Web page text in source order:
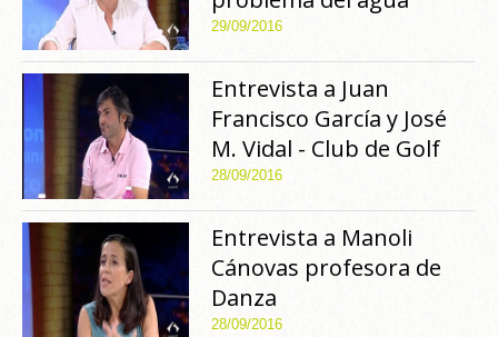
29/09/2016
Entrevista a Juan
Francisco García y José
M. Vidal - Club de Golf
28/09/2016
Entrevista a Manoli
Cánovas profesora de
Danza
28/09/2016